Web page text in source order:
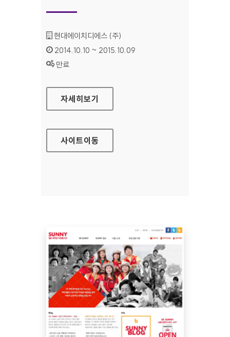
기관명 :
현대에이치디에스 (주)
인증기간 :
2014.10.10 ~ 2015.10.09
상태 :
만료
현대 HDS 홈페이지
자세히보기
사이트이동